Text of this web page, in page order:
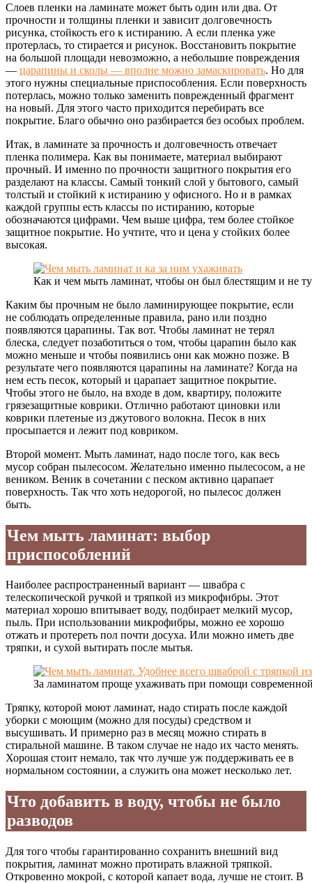
Слоев пленки на ламинате может быть один или два. От
прочности и толщины пленки и зависит долговечность
рисунка, стойкость его к истиранию. А если пленка уже
протерлась, то стирается и рисунок. Восстановить покрытие
на большой площади невозможно, а небольшие повреждения
— царапины и сколы — вполне можно замаскировать. Но для
этого нужны специальные приспособления. Если поверхность
потерлась, можно только заменить поврежденный фрагмент
на новый. Для этого часто приходится перебирать все
покрытие. Благо обычно оно разбирается без особых проблем.
Итак, в ламинате за прочность и долговечность отвечает
пленка полимера. Как вы понимаете, материал выбирают
прочный. И именно по прочности защитного покрытия его
разделают на классы. Самый тонкий слой у бытового, самый
толстый и стойкий к истиранию у офисного. Но и в рамках
каждой группы есть классы по истиранию, которые
обозначаются цифрами. Чем выше цифра, тем более стойкое
защитное покрытие. Но учтите, что и цена у стойких более
высокая.
Как и чем мыть ламинат, чтобы он был блестящим и не
Каким бы прочным не было ламинирующее покрытие, если
не соблюдать определенные правила, рано или поздно
появляются царапины. Так вот. Чтобы ламинат не терял
блеска, следует позаботиться о том, чтобы царапин было как
можно меньше и чтобы появились они как можно позже. В
результате чего появляются царапины на ламинате? Когда на
нем есть песок, который и царапает защитное покрытие.
Чтобы этого не было, на входе в дом, квартиру, положите
грязезащитные коврики. Отлично работают циновки или
коврики плетеные из джутового волокна. Песок в них
просыпается и лежит под ковриком.
Второй момент. Мыть ламинат, надо после того, как весь
мусор собран пылесосом. Желательно именно пылесосом, а не
веником. Веник в сочетании с песком активно царапает
поверхность. Так что хоть недорогой, но пылесос должен
быть.
Чем мыть ламинат: выбор
приспособлений
Наиболее распространенный вариант — швабра с
телескопической ручкой и тряпкой из микрофибры. Этот
материал хорошо впитывает воду, подбирает мелкий мусор,
пыль. При использовании микрофибры, можно ее хорошо
отжать и протереть пол почти досуха. Или можно иметь две
тряпки, и сухой вытирать после мытья.
За ламинатом проще ухаживать при помощи
Тряпку, которой моют ламинат, надо стирать после каждой
уборки с моющим (можно для посуды) средством и
высушивать. И примерно раз в месяц можно стирать в
стиральной машине. В таком случае не надо их часто менять.
Хорошая стоит немало, так что лучше уж поддерживать ее в
нормальном состоянии, а служить она может несколько лет.
Что добавить в воду, чтобы не было
разводов
Для того чтобы гарантированно сохранить внешний вид
покрытия, ламинат можно протирать влажной тряпкой.
Откровенно мокрой, с которой капает вода, лучше не стоит. В